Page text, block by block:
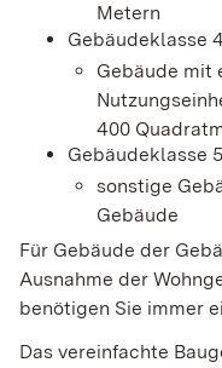
Metern
Gebäudeklasse
Gebäude mit
400
Gebäudeklasse
sonstige
Gebäude
Für Gebäude der
Ausnahme der
benötigen Sie immer
Das vereinfachte